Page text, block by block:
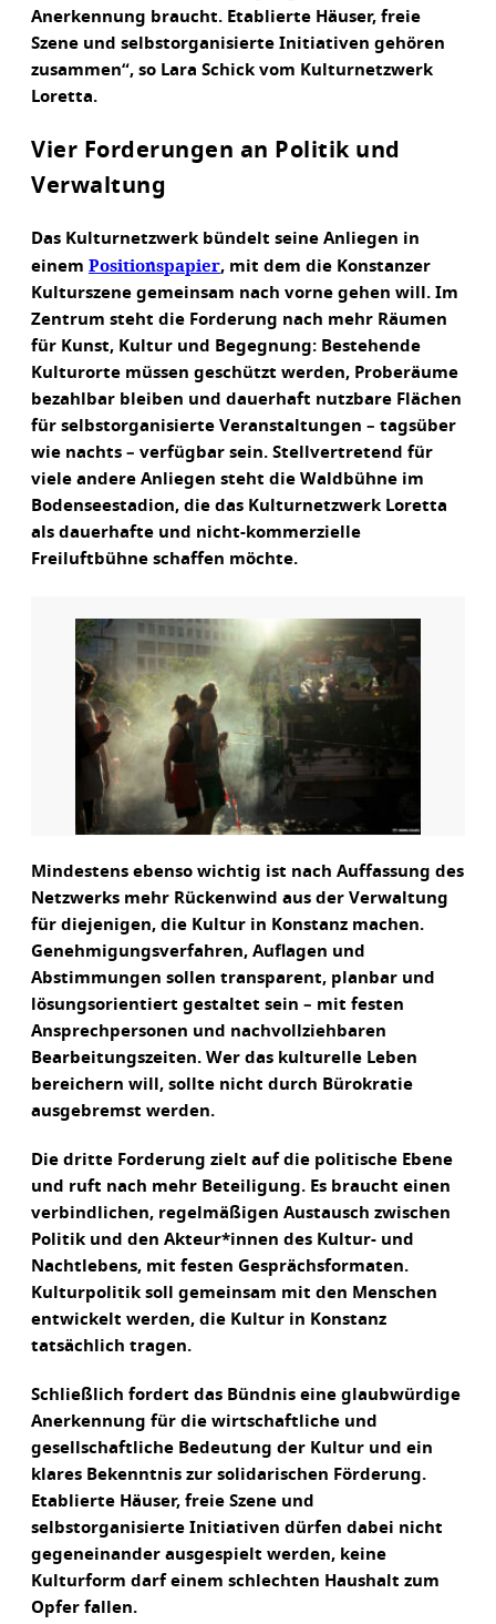
Anerkennung braucht. Etablierte Häuser, freie
Szene und selbstorganisierte Initiativen gehören
zusammen“, so Lara Schick vom Kulturnetzwerk
Loretta.
Vier Forderungen an Politik und
Verwaltung
Das Kulturnetzwerk bündelt seine Anliegen in
einem Positionspapier, mit dem die Konstanzer
Kulturszene gemeinsam nach vorne gehen will. Im
Zentrum steht die Forderung nach mehr Räumen
für Kunst, Kultur und Begegnung: Bestehende
Kulturorte müssen geschützt werden, Proberäume
bezahlbar bleiben und dauerhaft nutzbare Flächen
für selbstorganisierte Veranstaltungen – tagsüber
wie nachts – verfügbar sein. Stellvertretend für
viele andere Anliegen steht die Waldbühne im
Bodenseestadion, die das Kulturnetzwerk Loretta
als dauerhafte und nicht-kommerzielle
Freiluftbühne schaffen möchte.
Mindestens ebenso wichtig ist nach Auffassung des
Netzwerks mehr Rückenwind aus der Verwaltung
für diejenigen, die Kultur in Konstanz machen.
Genehmigungsverfahren, Auflagen und
Abstimmungen sollen transparent, planbar und
lösungsorientiert gestaltet sein – mit festen
Ansprechpersonen und nachvollziehbaren
Bearbeitungszeiten. Wer das kulturelle Leben
bereichern will, sollte nicht durch Bürokratie
ausgebremst werden.
Die dritte Forderung zielt auf die politische Ebene
und ruft nach mehr Beteiligung. Es braucht einen
verbindlichen, regelmäßigen Austausch zwischen
Politik und den Akteur*innen des Kultur- und
Nachtlebens, mit festen Gesprächsformaten.
Kulturpolitik soll gemeinsam mit den Menschen
entwickelt werden, die Kultur in Konstanz
tatsächlich tragen.
Schließlich fordert das Bündnis eine glaubwürdige
Anerkennung für die wirtschaftliche und
gesellschaftliche Bedeutung der Kultur und ein
klares Bekenntnis zur solidarischen Förderung.
Etablierte Häuser, freie Szene und
selbstorganisierte Initiativen dürfen dabei nicht
gegeneinander ausgespielt werden, keine
Kulturform darf einem schlechten Haushalt zum
Opfer fallen.